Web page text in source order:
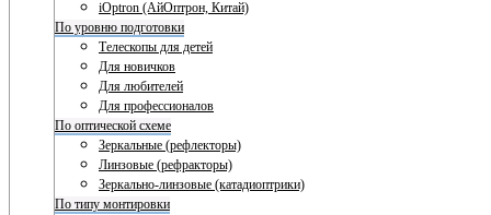
iOptron (АйОптрон, Китай)
По уровню подготовки
Телескопы для детей
Для новичков
Для любителей
Для профессионалов
По оптической схеме
Зеркальные (рефлекторы)
Линзовые (рефракторы)
Зеркально-линзовые (катадиоптрики)
По типу монтировки